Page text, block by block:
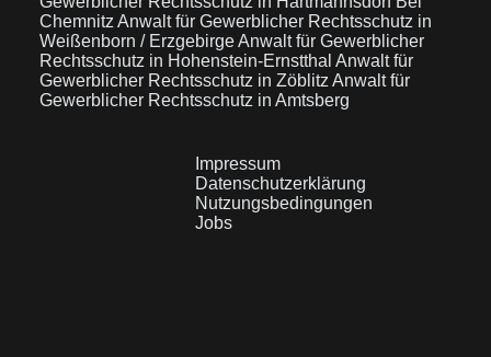
Chemnitz Anwalt für Gewerblicher Rechtsschutz in
Weißenborn / ErzgebirgeAnwalt für Gewerblicher
Rechtsschutz in Hohenstein-Ernstthal Anwalt für
Gewerblicher Rechtsschutz in Zöblitz Anwalt für
Gewerblicher Rechtsschutz in Amtsberg
Impressum
Datenschutzerklärung
Nutzungsbedingungen
Jobs